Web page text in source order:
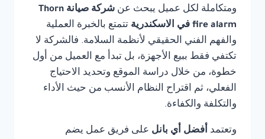
ومتكاملة لكل عميل يبحث عن
شركة صيانة Thorn
fire alarm في الاسكندرية
تتمتع بالخبرة العملية
والفهم الفني الحقيقي لأنظمة السلامة. فالشركة لا
تكتفي فقط ببيع الأجهزة، بل تبدأ مع العميل من أول
خطوة، من خلال دراسة الموقع وتحديد الاحتياج
الفعلي، ثم اقتراح النظام الأنسب من حيث الأداء
والتكلفة والكفاءة.
وتعتمد أفضل أي بانل على فريق عمل يضم